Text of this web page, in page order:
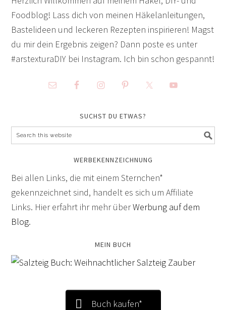
Foodblog! Lass dich von meinen Häkelanleitungen,
Bastelideen und leckeren Rezepten inspirieren! Magst
du mir dein Ergebnis zeigen? Dann poste es unter
#arstexturaDIY bei Instagram. Ich bin schon gespannt!
SUCHST DU ETWAS?
WERBEKENNZEICHNUNG
Bei allen Links, die mit einem Sternchen*
gekennzeichnet sind, handelt es sich um Affiliate
Links. Hier erfahrt ihr mehr überWerbung auf dem
Blog.
MEIN BUCH
Buch kaufen*